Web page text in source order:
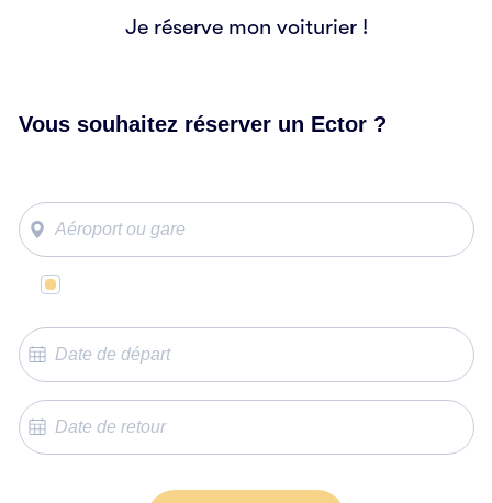
Je réserve mon voiturier !
Vous souhaitez réserver un Ector ?